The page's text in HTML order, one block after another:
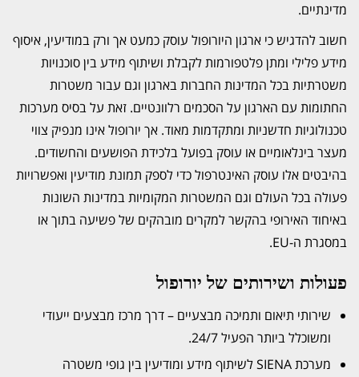
מדינתיים.
חשוב להדגיש כי ארגון היורופול עוסק כמעט אך ורק במודיעין, איסוף
מידע פלילי ומתן פלטפורמות לקבלת ושיתוף מידע בין סוכנויות
משטרתיות בכל המדינות החברות בארגון וגם עבור משטרות
החתומות עם הארגון על הסכמים רלוונטיים. זאת על בסיס מערכות
טכנולוגיות חדשניות ומתקדמות מאוד. אך יורופול אינו מנפיק צווי
מעצר בינלאומיים או עוסק בפועל בלכידת הפושעים והחשודים.
בהיבטים אלו עוסק האינטרפול כדי לספק תמונת מודיעין ואפשרויות
פעולה בכל העולם וגם המשטרות המקומיות במדינות השונות
באיחוד האירופי בהקשר למקרים מובהקים של פשיעה בתוך או
במסגרת ה-EU.
פעולות ושירותים של יורופול
שירותי תיאום ותמיכה מבצעיים – דרך מרכז מבצעים ייעודי
ומשוכלל ביותר הפעיל 24/7.
מערכת SIENA לשיתוף מידע ומודיעין בין גופי משטרה